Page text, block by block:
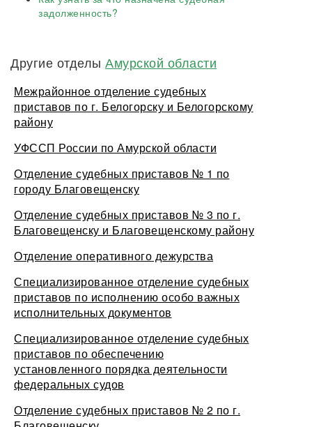
задолженность?
Другие отделы Амурской области
Межрайонное отделение судебных
приставов по г. Белогорску и Белогорскому
району
УФССП России по Амурской области
Отделение судебных приставов № 1 по
городу Благовещенску
Отделение судебных приставов № 3 по г.
Благовещенску и Благовещенскому району
Отделение оперативного дежурства
Специализированное отделение судебных
приставов по исполнению особо важных
исполнительных документов
Специализированное отделение судебных
приставов по обеспечению
установленного порядка деятельности
федеральных судов
Отделение судебных приставов № 2 по г.